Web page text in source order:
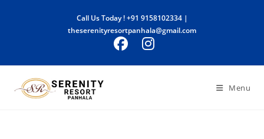
Call Us Today !+91 9158102334|
theserenityresortpanhala@gmail.com
Menu